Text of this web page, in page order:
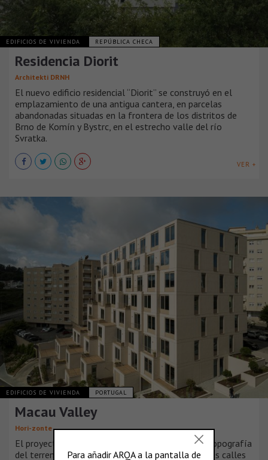
EDIFICIOS DE VIVIENDA REPÚBLICA CHECA
Residencia Diorit
Architekti DRNH
El nuevo edificio residencial “Diorit” se construyó en el
emplazamiento de una antigua cantera, en parcelas
abandonadas situadas en la frontera de los distritos de
Brno de Komín y Bystrc, en el estrecho valle del río
Svratka.
VER +
EDIFICIOS DE VIVIENDA PORTUGAL
Macau Valley
Hori-zonte
El proyecto surge de un análisis detallado de la topografía
del terreno y del tejido urbano circundante. Las dos calles